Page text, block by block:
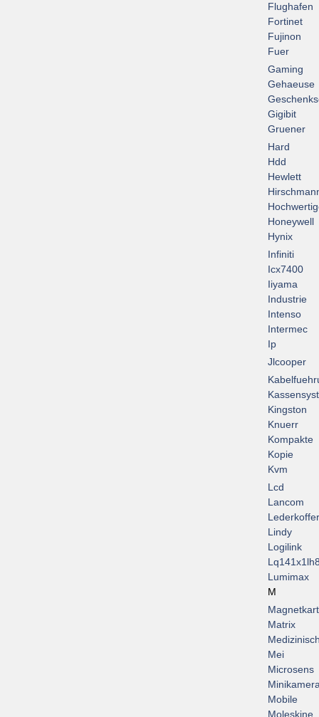
Flughafen
Fortinet
Fujinon
Fuer
Gaming
Gehaeuse
Gigibit
Gruener
Hard
Hdd
Hewlett
Honeywell
Hynix
Infiniti
Icx7400
Iiyama
Industrie
Intenso
Intermec
Ip
Jlcooper
Kingston
Knuerr
Kompakte
Kopie
Kvm
Lcd
Lancom
Lederkoffer
Lindy
Logilink
Lumimax
M
Matrix
Mei
Microsens
Mobile
Moleskine